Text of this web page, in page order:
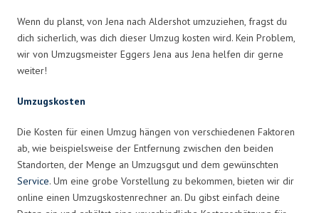
Wenn du planst, von Jena nach Aldershot umzuziehen, fragst du
dich sicherlich, was dich dieser Umzug kosten wird. Kein Problem,
wir von Umzugsmeister Eggers Jena aus Jena helfen dir gerne
weiter!
Umzugskosten
Die Kosten für einen Umzug hängen von verschiedenen Faktoren
ab, wie beispielsweise der Entfernung zwischen den beiden
Standorten, der Menge an Umzugsgut und dem gewünschten
Service. Um eine grobe Vorstellung zu bekommen, bieten wir dir
online einen Umzugskostenrechner an. Du gibst einfach deine